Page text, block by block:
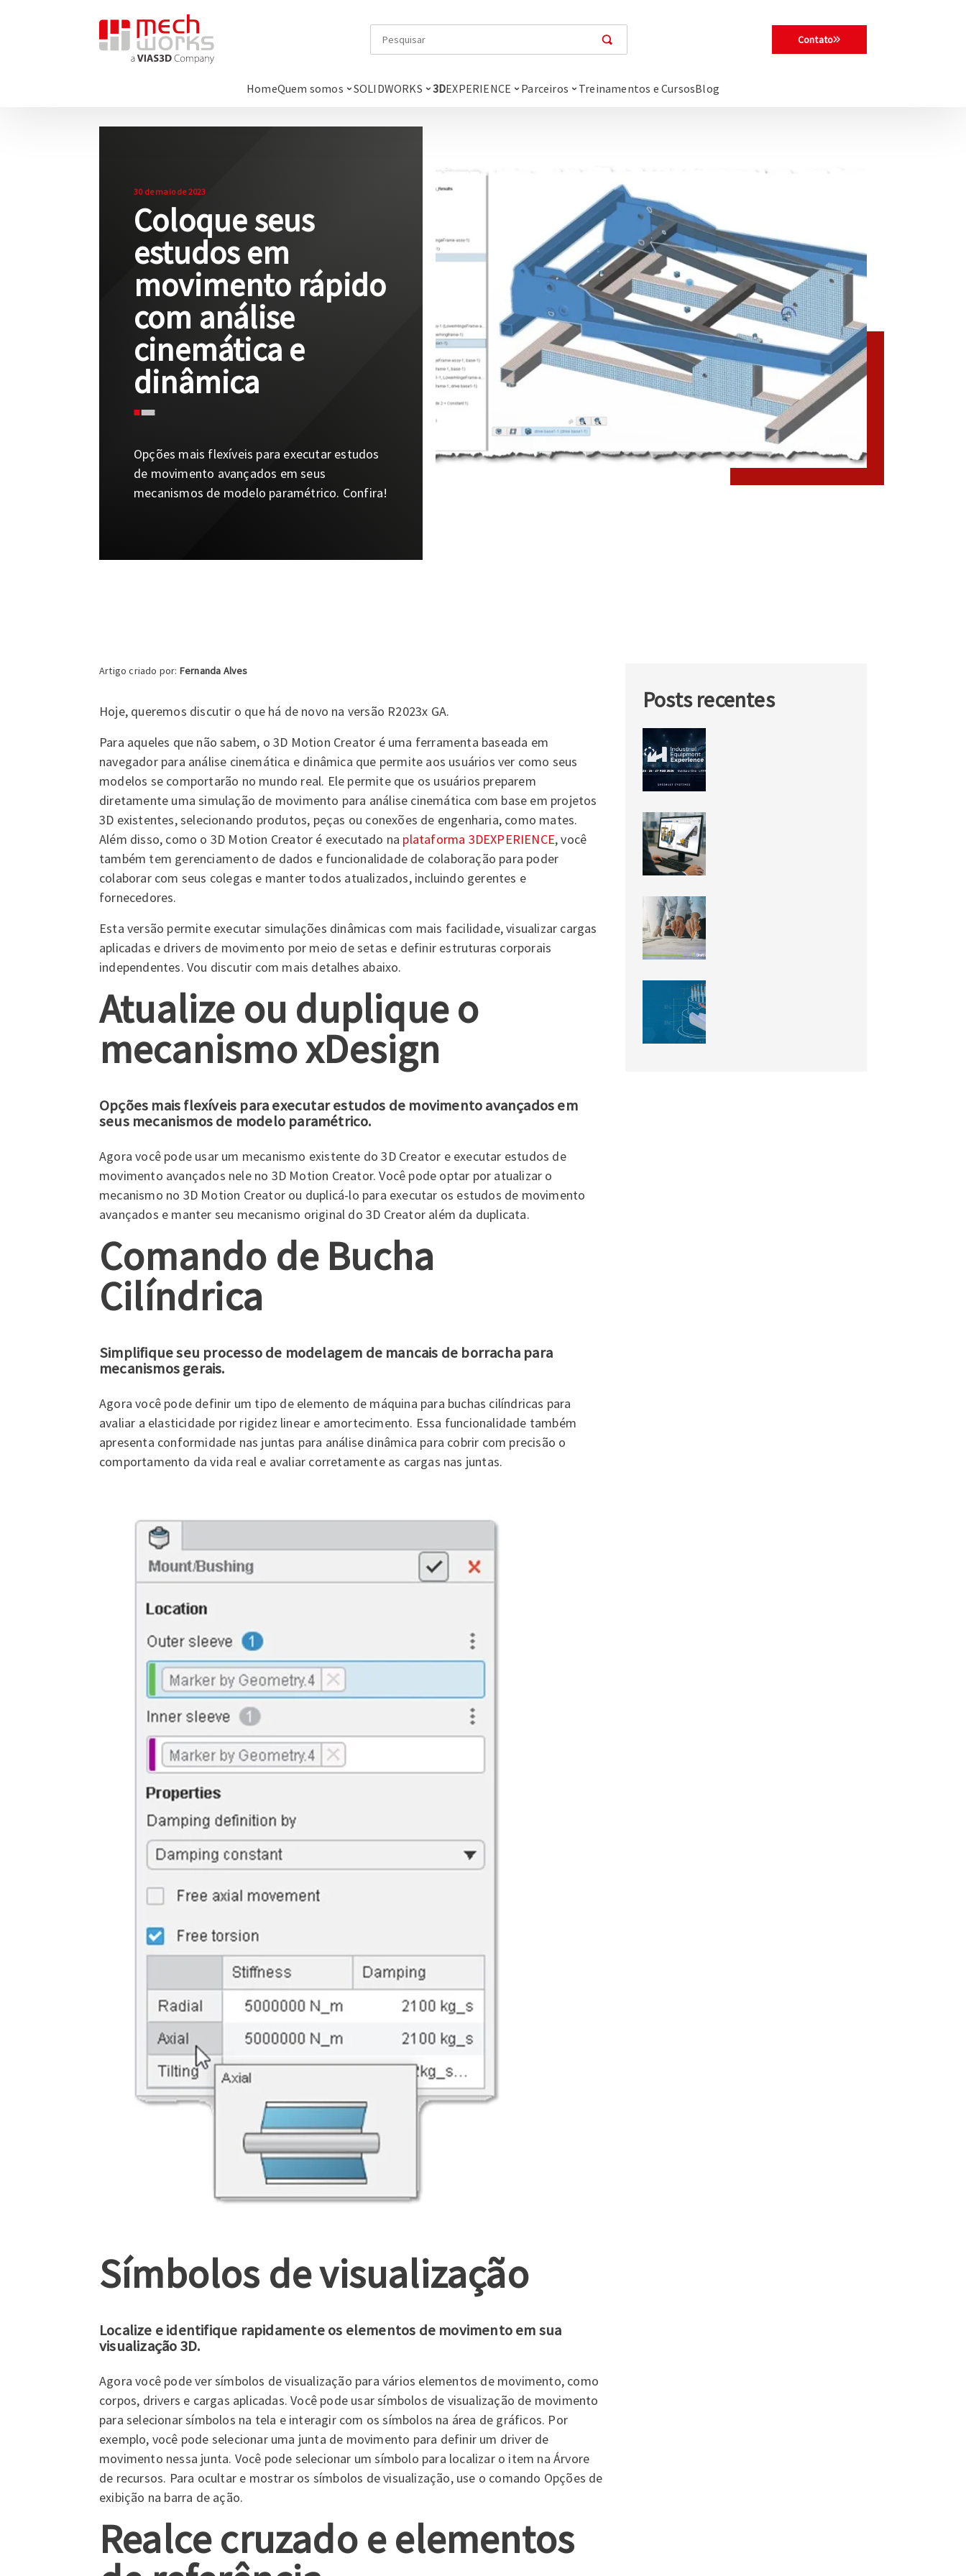
Contato
HomeQuem somos SOLIDWORKS 3DEXPERIENCE Parceiros Treinamentos e CursosBlog
30 de maio de 2023
Coloque seus
estudos em
movimento rápido
com análise
cinemática e
dinâmica
Opções mais flexíveis para executar estudos
de movimento avançados em seus
mecanismos de modelo paramétrico. Confira!
Artigo criado por: Fernanda Alves
Hoje, queremos discutir o que há de novo na versão R2023x GA.
Para aqueles que não sabem, o 3D Motion Creator é uma ferramenta baseada em
navegador para análise cinemática e dinâmica que permite aos usuários ver como seus
modelos se comportarão no mundo real. Ele permite que os usuários preparem
diretamente uma simulação de movimento para análise cinemática com base em projetos
3D existentes, selecionando produtos, peças ou conexões de engenharia, como mates.
Além disso, como o 3D Motion Creator é executado na plataforma 3DEXPERIENCE, você
também tem gerenciamento de dados e funcionalidade de colaboração para poder
colaborar com seus colegas e manter todos atualizados, incluindo gerentes e
fornecedores.
Esta versão permite executar simulações dinâmicas com mais facilidade, visualizar cargas
aplicadas e drivers de movimento por meio de setas e definir estruturas corporais
independentes. Vou discutir com mais detalhes abaixo.
Atualize ou duplique o
mecanismo xDesign
Opções mais flexíveis para executar estudos de movimento avançados em
seus mecanismos de modelo paramétrico.
Agora você pode usar um mecanismo existente do 3D Creator e executar estudos de
movimento avançados nele no 3D Motion Creator. Você pode optar por atualizar o
mecanismo no 3D Motion Creator ou duplicá-lo para executar os estudos de movimento
avançados e manter seu mecanismo original do 3D Creator além da duplicata.
Comando de Bucha
Cilíndrica
Simplifique seu processo de modelagem de mancais de borracha para
mecanismos gerais.
Agora você pode definir um tipo de elemento de máquina para buchas cilíndricas para
avaliar a elasticidade por rigidez linear e amortecimento. Essa funcionalidade também
apresenta conformidade nas juntas para análise dinâmica para cobrir com precisão o
comportamento da vida real e avaliar corretamente as cargas nas juntas.
Símbolos de visualização
Localize e identifique rapidamente os elementos de movimento em sua
visualização 3D.
Agora você pode ver símbolos de visualização para vários elementos de movimento, como
corpos, drivers e cargas aplicadas. Você pode usar símbolos de visualização de movimento
para selecionar símbolos na tela e interagir com os símbolos na área de gráficos. Por
exemplo, você pode selecionar uma junta de movimento para definir um driver de
movimento nessa junta. Você pode selecionar um símbolo para localizar o item na Árvore
de recursos. Para ocultar e mostrar os símbolos de visualização, use o comando Opções de
exibição na barra de ação.
Realce cruzado e elementos
Posts recentes
engenharia de
equipamentos
industriais acontece em
agosto
SOLIDWORKS 2026 SP3:
a Inteligência Artificial
finalmente chegou!
DraftSight: de modelos
RVT e IFC para pranchas